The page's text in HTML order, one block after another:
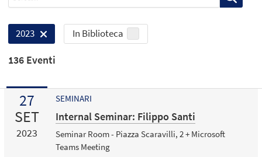
2023 In Biblioteca
136 Eventi
27
SET
2023
SEMINARI
Internal Seminar: Filippo Santi
Seminar Room - Piazza Scaravilli, 2 + Microsoft
Teams Meeting